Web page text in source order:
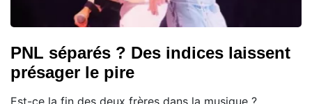
PNL séparés ? Des indices laissent
présager le pire
Est-ce la fin des deux frères dans la musique ?